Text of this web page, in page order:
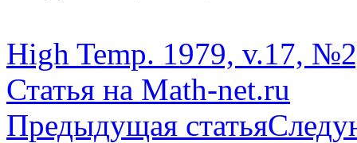
High Temp. 1979, v.17,
Статья на Math-net.ru
Предыдущая статья